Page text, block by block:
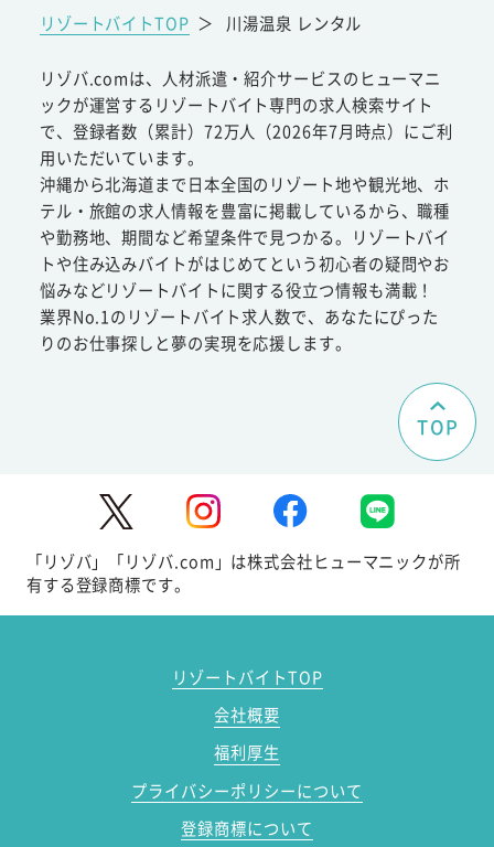
リゾートバイトTOP ＞ 川湯温泉 レンタル
リゾバ.comは、人材派遣・紹介サービスのヒューマニ
ックが運営するリゾートバイト専門の求人検索サイト
で、登録者数（累計）72万人（2026年7月時点）にご利
用いただいています。
沖縄から北海道まで日本全国のリゾート地や観光地、ホ
テル・旅館の求人情報を豊富に掲載しているから、職種
や勤務地、期間など希望条件で見つかる。リゾートバイ
トや住み込みバイトがはじめてという初心者の疑問やお
悩みなどリゾートバイトに関する役立つ情報も満載！
業界No.1のリゾートバイト求人数で、あなたにぴった
りのお仕事探しと夢の実現を応援します。
TOP
「リゾバ」「リゾバ.com」は株式会社ヒューマニックが所
有する登録商標です。
リゾートバイトTOP
会社概要
福利厚生
プライバシーポリシーについて
登録商標について